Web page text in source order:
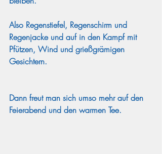
Also Regenstiefel, Regenschirm und
Regenjacke und auf in den Kampf mit
Pfützen, Wind und grießgrämigen
Gesichtern.
Dann freut man sich umso mehr auf den
Feierabend und den warmen Tee.